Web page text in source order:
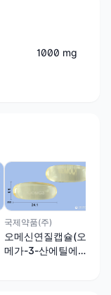
1000 mg
국제약품(주)
오메신연질캡슐(오
메가-3-산에틸에스